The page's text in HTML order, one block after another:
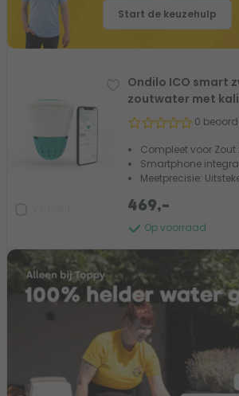
Ondilo ICO smart
zoutwater met
0
Compleet voor
Smartphone
Meetprecisie:
Op voorraad
469,-
Start de keuzehulp